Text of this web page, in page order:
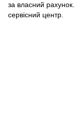
за власний
сервісний центр.